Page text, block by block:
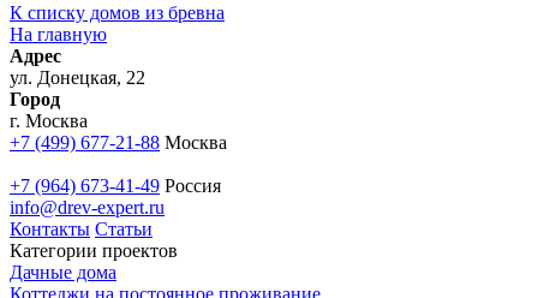
К списку домов из бревна
На главную
Адрес
ул. Донецкая, 22
Город
г. Москва
+7 (499) 677-21-88 Москва
+7 (964) 673-41-49 Россия
info@drev-expert.ru
Контакты Статьи
Категории проектов
Дачные дома
Коттеджи на постоянное проживание